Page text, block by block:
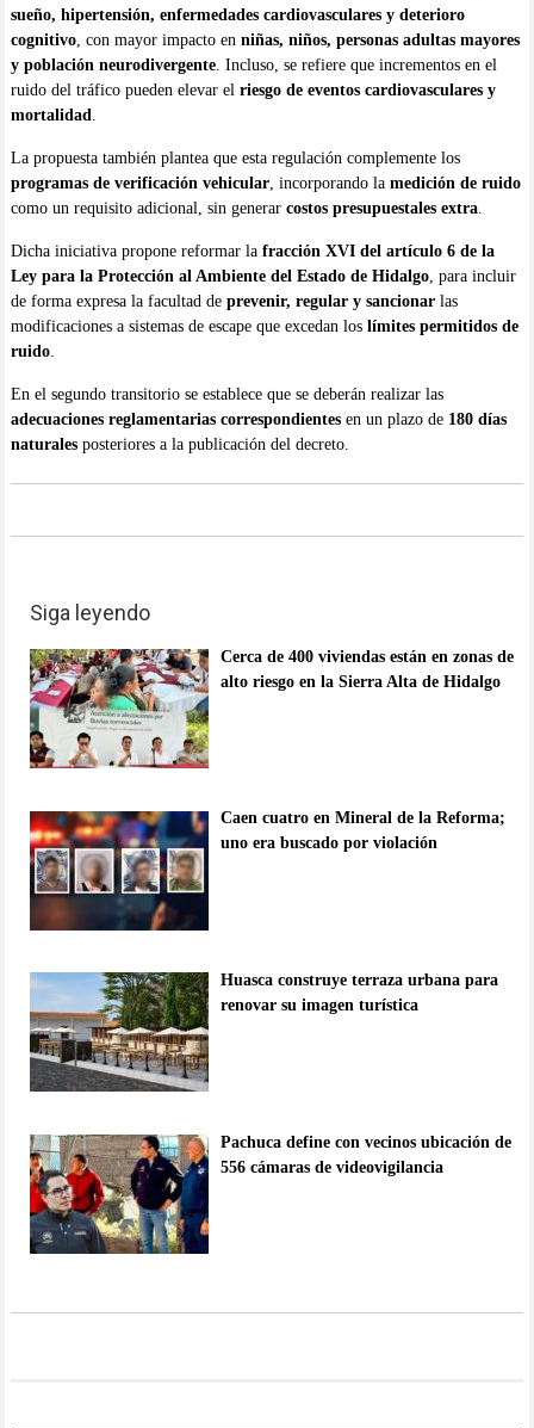
sueño, hipertensión, enfermedades cardiovasculares y deterioro
cognitivo, con mayor impacto en niñas, niños, personas adultas mayores
y población neurodivergente. Incluso, se refiere que incrementos en el
ruido del tráfico pueden elevar el riesgo de eventos cardiovasculares y
mortalidad
La propuesta también plantea que esta regulación complemente los
programas de verificación vehicular, incorporando la medición de ruido
como un requisito adicional, sin generar costos presupuestales extra.
Dicha iniciativa propone reformar la fracción XVI del artículo 6 de la
Ley para la Protección al Ambiente del Estado de Hidalgo, para incluir
de forma expresa la facultad de prevenir, regular y sancionarlas
modificaciones a sistemas de escape que excedan los límites permitidos de
ruido.
En el segundo transitorio se establece que se deberán realizar las
adecuaciones reglamentarias correspondientesen un plazo de 180 días
naturalesposteriores a la publicación del decreto.
Siga leyendo
Cerca de 400 viviendas están en zonas de
alto riesgo en la Sierra Alta de Hidalgo
Caen cuatro en Mineral de la Reforma;
uno era buscado por violación
Huasca construye terraza urbana para
renovar su imagen turística
Pachuca define con vecinos ubicación de
556 cámaras de videovigilancia